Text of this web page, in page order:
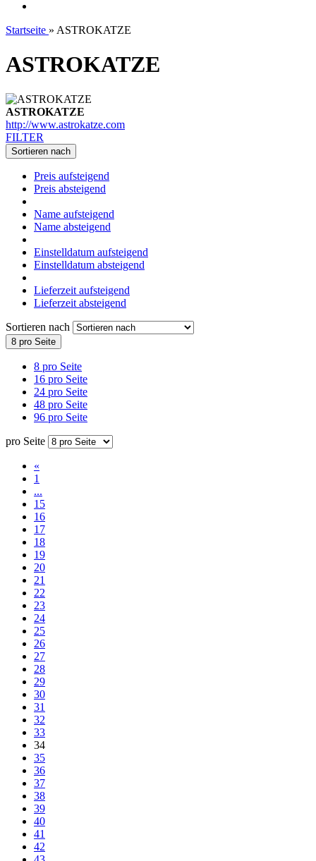
Startseite » ASTROKATZE
ASTROKATZE
ASTROKATZE
http://www.astrokatze.com
FILTER
Sortieren nach
Preis aufsteigend
Preis absteigend
Name aufsteigend
Name absteigend
Einstelldatum aufsteigend
Einstelldatum absteigend
Lieferzeit aufsteigend
Lieferzeit absteigend
Sortieren nach
8 pro Seite
8 pro Seite
16 pro Seite
24 pro Seite
48 pro Seite
96 pro Seite
pro Seite
«
1
...
15
16
17
18
19
20
21
22
23
24
25
26
27
28
29
30
31
32
33
34
35
36
37
38
39
40
41
42